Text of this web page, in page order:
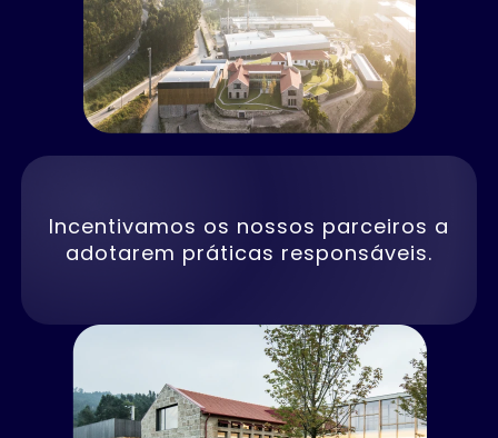
Incentivamos os nossos parceiros a
adotarem práticas responsáveis.